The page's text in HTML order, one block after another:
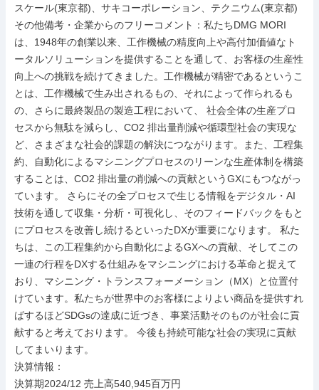
スケール(東京都)、サキコーポレーション、テクニウム(東京都)
その他備考・企業からのフリーコメント：私たちDMG MORI
は、1948年の創業以来、工作機械の精度向上や高付加価値なト
ータルソリューションを提供することを通して、お客様の生産性
向上への挑戦を続けてきました。工作機械が精密であるというこ
とは、工作機械で生み出されるもの、それによって作られるも
の、さらに最終製品の製造工程において、 社会全体の生産プロ
セスから無駄を減らし、CO2 排出量削減や循環型社会の実現な
ど、さまざまな社会的課題の解決につながります。また、工程集
約、自動化によるマシニングプロセスのリーンな生産体制を構築
することは、CO2 排出量の削減への貢献というGXにもつながっ
ています。 さらにその全プロセスで生じる情報をデジタル・AI
技術を通して収集・分析・可視化し、そのフィードバックをもと
にプロセスを改善し続けるといったDXが重要になります。 私た
ちは、この工程集約から自動化によるGXへの貢献、そしてこの
一連の行程をDXする仕組みをマシニングにおける革命と捉えて
おり、マシニング・トランスフォーメーション（MX）と位置付
けています。私たちが世界中のお客様によりよい商品を提供すれ
ばするほどSDGsの達成に近づき、事業活動そのものが社会に貢
献すると考えております。 今後も持続可能な社会の実現に貢献
してまいります。
決算情報：
決算期2024/12 売上高540,945百万円